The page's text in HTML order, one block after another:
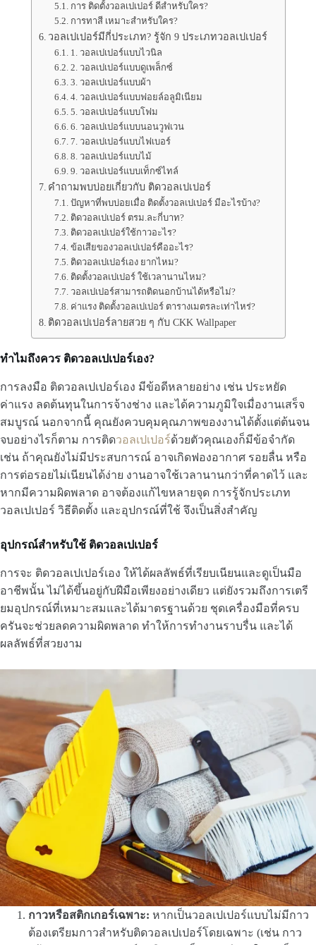
การ ติดตั้งวอลเปเปอร์ ดีสำหรับใคร?
การทาสี เหมาะสำหรับใคร?
วอลเปเปอร์มีกี่ประเภท? รู้จัก 9 ประเภทวอลเปเปอร์
1. วอลเปเปอร์แบบไวนิล
2. วอลเปเปอร์แบบดูเพล็กซ์
3. วอลเปเปอร์แบบผ้า
4. วอลเปเปอร์แบบฟอยล์อลูมิเนียม
5. วอลเปเปอร์แบบโฟม
6. วอลเปเปอร์แบบนอนวูฟเวน
7. วอลเปเปอร์แบบไฟเบอร์
8. วอลเปเปอร์แบบไม้
9. วอลเปเปอร์แบบเท็กซ์ไทล์
คำถามพบบ่อยเกี่ยวกับ ติดวอลเปเปอร์
ปัญหาที่พบบ่อยเมื่อ ติดตั้งวอลเปเปอร์ มีอะไรบ้าง?
ติดวอลเปเปอร์ ตรม.ละกี่บาท?
ติดวอลเปเปอร์ใช้กาวอะไร?
ข้อเสียของวอลเปเปอร์คืออะไร?
ติดวอลเปเปอร์เอง ยากไหม?
ติดตั้งวอลเปเปอร์ ใช้เวลานานไหม?
วอลเปเปอร์สามารถติดนอกบ้านได้หรือไม่?
ค่าแรง ติดตั้งวอลเปเปอร์ ตารางเมตรละเท่าไหร่?
ติดวอลเปเปอร์ลายสวย ๆ กับ CKK Wallpaper
ทำไมถึงควร ติดวอลเปเปอร์เอง?
การลงมือ ติดวอลเปเปอร์เอง มีข้อดีหลายอย่าง เช่น ประหยัด
ค่าแรง ลดต้นทุนในการจ้างช่าง และได้ความภูมิใจเมื่องานเสร็จ
สมบูรณ์ นอกจากนี้ คุณยังควบคุมคุณภาพของงานได้ตั้งแต่ต้นจน
จบอย่างไรก็ตาม การติดวอลเปเปอร์ด้วยตัวคุณเองก็มีข้อจำกัด
เช่น ถ้าคุณยังไม่มีประสบการณ์ อาจเกิดฟองอากาศ รอยลื่น หรือ
การต่อรอยไม่เนียนได้ง่าย งานอาจใช้เวลานานกว่าที่คาดไว้ และ
หากมีความผิดพลาด อาจต้องแก้ไขหลายจุด การรู้จักประเภท
วอลเปเปอร์ วิธีติดตั้ง และอุปกรณ์ที่ใช้ จึงเป็นสิ่งสำคัญ
อุปกรณ์สำหรับใช้ ติดวอลเปเปอร์
การจะ ติดวอลเปเปอร์เอง ให้ได้ผลลัพธ์ที่เรียบเนียนและดูเป็นมือ
อาชีพนั้น ไม่ได้ขึ้นอยู่กับฝีมือเพียงอย่างเดียว แต่ยังรวมถึงการเตรี
ยมอุปกรณ์ที่เหมาะสมและได้มาตรฐานด้วย ชุดเครื่องมือที่ครบ
ครันจะช่วยลดความผิดพลาด ทำให้การทำงานราบรื่น และได้
ผลลัพธ์ที่สวยงาม
กาวหรือสติกเกอร์เฉพาะ: หากเป็นวอลเปเปอร์แบบไม่มีกาว
ต้องเตรียมกาวสำหรับติดวอลเปเปอร์โดยเฉพาะ (เช่น กาว